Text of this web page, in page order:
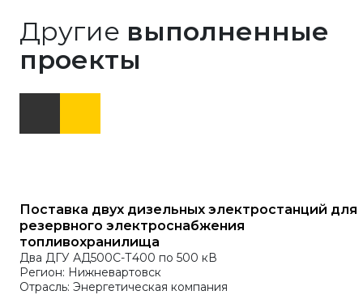
Другие выполненные
проекты
Поставка двух дизельных электростанций для
резервного электроснабжения
топливохранилища
Два ДГУ АД500С-Т400 по 500 кВ
Регион: Нижневартовск
Отрасль: Энергетическая компания